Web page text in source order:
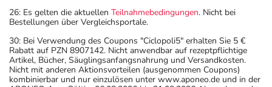
26: Es gelten die aktuellen Teilnahmebedingungen. Nicht bei
Bestellungen über Vergleichsportale.
30: Bei Verwendung des Coupons "Ciclopoli5" erhalten Sie 5 €
Rabatt auf PZN 8907142. Nicht anwendbar auf rezeptpflichtige
Artikel, Bücher, Säuglingsanfangsnahrung und Versandkosten.
Nicht mit anderen Aktionsvorteilen (ausgenommen Coupons)
kombinierbar und nur einzulösen unter www.aponeo.de und in der